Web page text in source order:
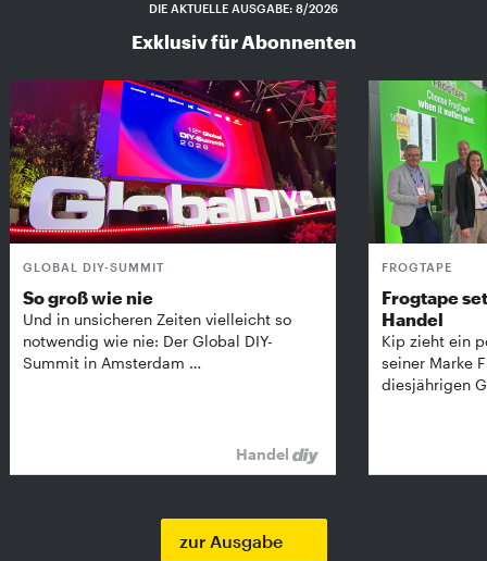
DIE AKTUELLE AUSGABE: 8/2026
Exklusiv für Abonnenten
GLOBAL DIY-SUMMIT
So groß wie nie
Und in unsicheren Zeiten vielleicht so
notwendig wie nie: Der Global DIY-
Summit in Amsterdam …
Handel
FROGTAPE
Frogtape
Handel
Kip zieht ein
seiner Marke
diesjährigen
zur Ausgabe